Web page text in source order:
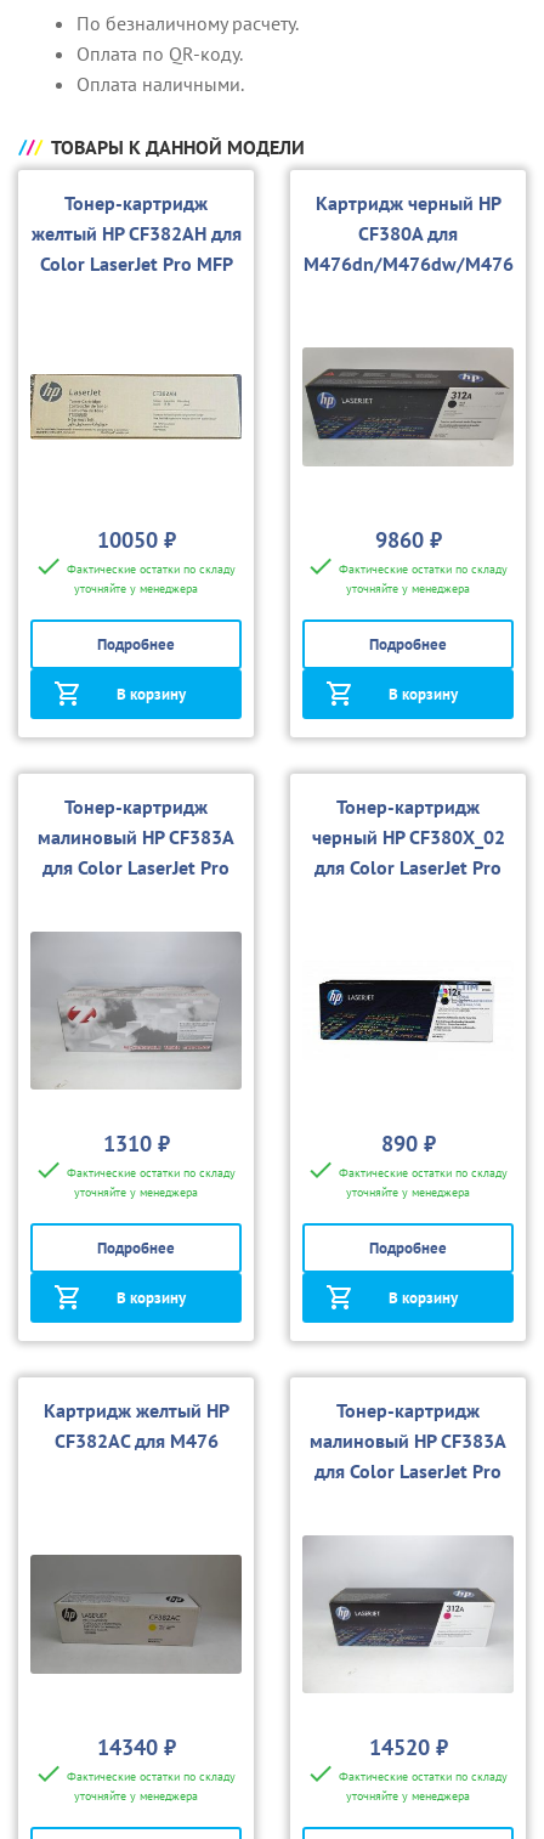
По безналичному расчету.
Оплата по QR-коду.
Оплата наличными.
ТОВАРЫ К ДАННОЙ МОДЕЛИ
Тонер-картридж
желтый HP CF382AH для
Color LaserJet Pro MFP
10050 ₽
Фактические остатки по складу
уточняйте у менеджера
Подробнее
В корзину
Картридж черный HP
CF380A для
M476dn/M476dw/M476
9860 ₽
Фактические остатки по складу
уточняйте у менеджера
Подробнее
В корзину
Тонер-картридж
малиновый HP CF383A
для Color LaserJet Pro
1310 ₽
Фактические остатки по складу
уточняйте у менеджера
Подробнее
В корзину
Тонер-картридж
черный HP CF380X_02
для Color LaserJet Pro
890 ₽
Фактические остатки по складу
уточняйте у менеджера
Подробнее
В корзину
Картридж желтый HP
CF382AC для M476
14340 ₽
Фактические остатки по складу
уточняйте у менеджера
Тонер-картридж
малиновый HP CF383A
для Color LaserJet Pro
14520 ₽
Фактические остатки по складу
уточняйте у менеджера